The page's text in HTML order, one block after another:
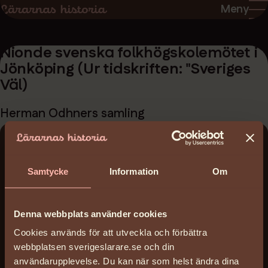
Samtycke Information Om
Denna webbplats använder cookies
Cookies används för att utveckla och förbättra
webbplatsen sverigeslarare.se och din
användarupplevelse. Du kan när som helst ändra dina
Hoppa
innehåll
Hoppa
huvudnavigering
Meny
Nionde svenska folkhögskolemötet i
Jönköping (Ur tidskriften: "Sveriges
Väl)
Herman Odhners samling
Ladda ner:
nionde-svenska-folkhogskolemotet-i-jonkoping-
ur-tidskriften-sveriges-val_sfhlok_1906.pdf
Datum:
1906-08-31 - 1906-09-29